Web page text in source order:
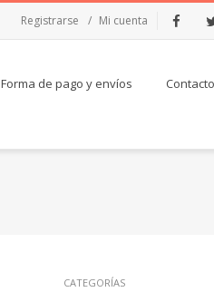
Registrarse Mi cuenta
Forma de pago y envíos Contacto
CATEGORÍAS